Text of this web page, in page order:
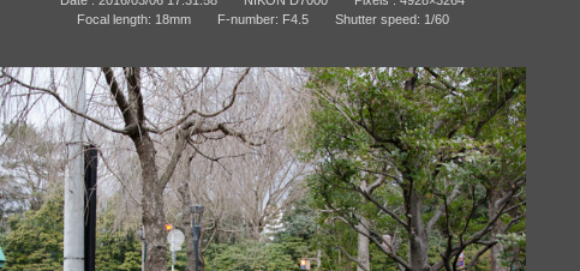
Focal length: 18mm F-number: F4.5 Shutter speed: 1/60